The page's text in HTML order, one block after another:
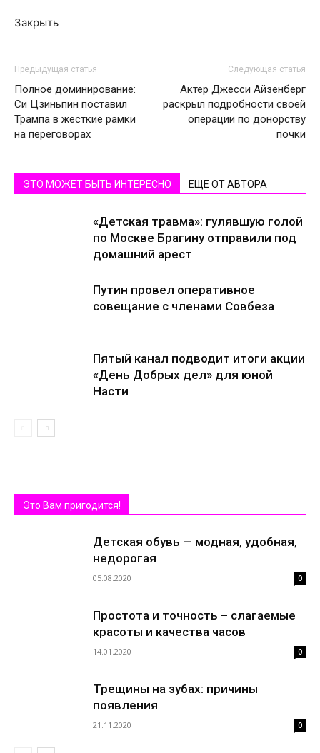
Закрыть
Предыдущая статья
Полное доминирование:
Си Цзиньпин поставил
Трампа в жесткие рамки
на переговорах
Следующая статья
Актер Джесси Айзенберг
раскрыл подробности своей
операции по донорству
почки
ЭТО МОЖЕТ БЫТЬ ИНТЕРЕСНО ЕЩЕ ОТ АВТОРА
«Детская травма»: гулявшую голой
по Москве Брагину отправили под
домашний арест
Путин провел оперативное
совещание с членами Совбеза
Пятый канал подводит итоги акции
«День Добрых дел» для юной
Насти
Это Вам пригодится!
Детская обувь — модная, удобная,
недорогая
05.08.2020 0
Простота и точность – слагаемые
красоты и качества часов
14.01.2020 0
Трещины на зубах: причины
появления
21.11.2020 0